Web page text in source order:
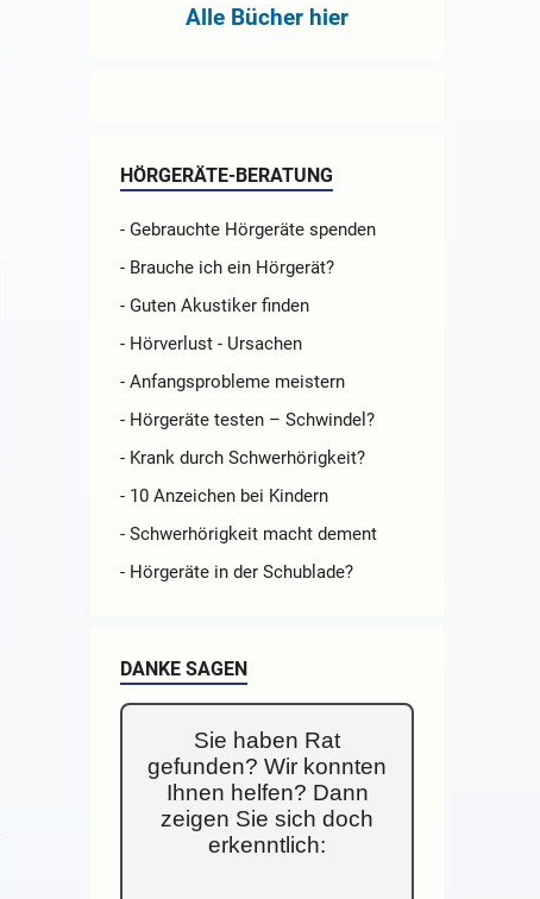
Alle Bücher hier
HÖRGERÄTE-BERATUNG
- Gebrauchte Hörgeräte spenden
- Brauche ich ein Hörgerät?
- Guten Akustiker finden
- Hörverlust - Ursachen
- Anfangsprobleme meistern
- Hörgeräte testen – Schwindel?
- Krank durch Schwerhörigkeit?
- 10 Anzeichen bei Kindern
- Schwerhörigkeit macht dement
- Hörgeräte in der Schublade?
DANKE SAGEN
Sie haben Rat
gefunden? Wir konnten
Ihnen helfen? Dann
zeigen Sie sich doch
erkenntlich: